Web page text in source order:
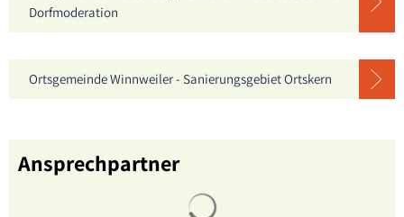
Dorfmoderation
Ortsgemeinde Winnweiler - Sanierungsgebiet Ortskern
Ansprechpartner